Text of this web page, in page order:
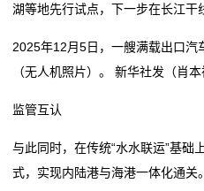
湖等地先行试点，下一步在长江干
2025年12月5日，一艘满载出口
（无人机照片）。 新华社发（肖本
监管互认
与此同时，在传统“水水联运”基础
式，实现内陆港与海港一体化通关。